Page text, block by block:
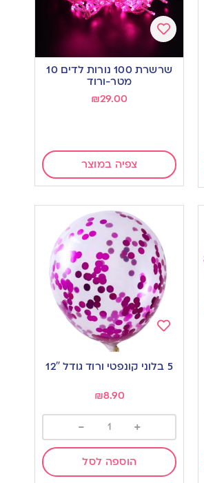
Add
to
wishlist
שרשרת 100 נורות לדים 10
מטר-ורוד
₪29.00
צפיה במוצר
to
wishlist
5 בלוני קונפטי ורוד גודל 12″
₪8.90
+
-
הוספה לסל